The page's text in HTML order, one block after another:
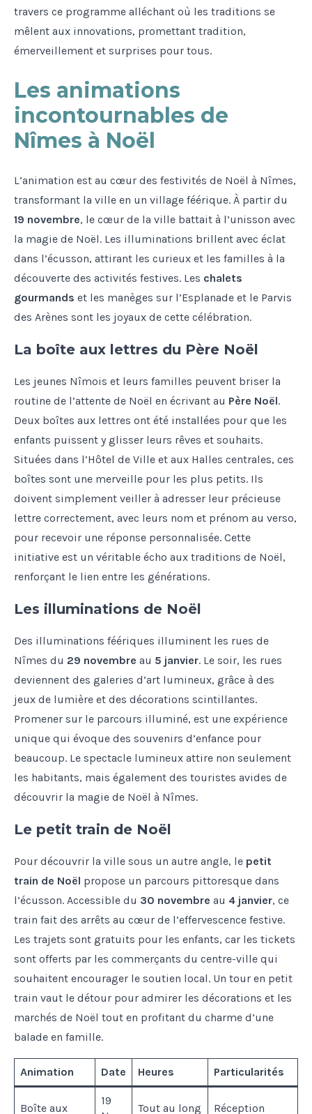
travers ce programme alléchant où les traditions se
mêlent aux innovations, promettant tradition,
émerveillement et surprises pour tous.
Les animations
incontournables de
Nîmes à Noël
L’animation est au cœur des festivités de Noël à Nîmes,
transformant la ville en un village féérique. À partir du
19 novembre, le cœur de la ville battait à l’unisson avec
la magie de Noël. Les illuminations brillent avec éclat
dans l’écusson, attirant les curieux et les familles à la
découverte des activités festives. Les chalets
gourmands et les manèges sur l’Esplanade et le Parvis
des Arènes sont les joyaux de cette célébration.
La boîte aux lettres du Père Noël
Les jeunes Nîmois et leurs familles peuvent briser la
routine de l’attente de Noël en écrivant au Père Noël.
Deux boîtes aux lettres ont été installées pour que les
enfants puissent y glisser leurs rêves et souhaits.
Situées dans l’Hôtel de Ville et aux Halles centrales, ces
boîtes sont une merveille pour les plus petits. Ils
doivent simplement veiller à adresser leur précieuse
lettre correctement, avec leurs nom et prénom au verso,
pour recevoir une réponse personnalisée. Cette
initiative est un véritable écho aux traditions de Noël,
renforçant le lien entre les générations.
Les illuminations de Noël
Des illuminations féériques illuminent les rues de
Nîmes du 29 novembre au 5 janvier. Le soir, les rues
deviennent des galeries d’art lumineux, grâce à des
jeux de lumière et des décorations scintillantes.
Promener sur le parcours illuminé, est une expérience
unique qui évoque des souvenirs d’enfance pour
beaucoup. Le spectacle lumineux attire non seulement
les habitants, mais également des touristes avides de
découvrir la magie de Noël à Nîmes.
Le petit train de Noël
Pour découvrir la ville sous un autre angle, le petit
train de Noël propose un parcours pittoresque dans
l’écusson. Accessible du 30 novembre au 4 janvier, ce
train fait des arrêts au cœur de l’effervescence festive.
Les trajets sont gratuits pour les enfants, car les tickets
sont offerts par les commerçants du centre-ville qui
souhaitent encourager le soutien local. Un tour en petit
train vaut le détour pour admirer les décorations et les
marchés de Noël tout en profitant du charme d’une
balade en famille.
Animation Date Heures Particularités
Boîte aux
19
Tout au long Réception